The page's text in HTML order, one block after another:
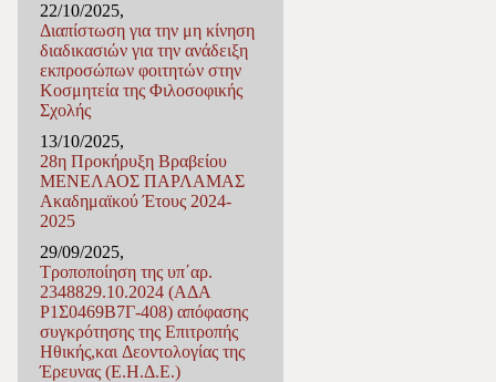
22/10/2025,
Διαπίστωση για την μη κίνηση
διαδικασιών για την ανάδειξη
εκπροσώπων φοιτητών στην
Κοσμητεία της Φιλοσοφικής
Σχολής
13/10/2025,
28η Προκήρυξη Βραβείου
ΜΕΝΕΛΑΟΣ ΠΑΡΛΑΜΑΣ
Ακαδημαϊκού Έτους 2024-
2025
29/09/2025,
Τροποποίηση της υπ΄αρ.
2348829.10.2024 (ΑΔΑ
Ρ1Σ0469Β7Γ-408) απόφασης
συγκρότησης της Επιτροπής
Ηθικής,και Δεοντολογίας της
Έρευνας (Ε.Η.Δ.Ε.)